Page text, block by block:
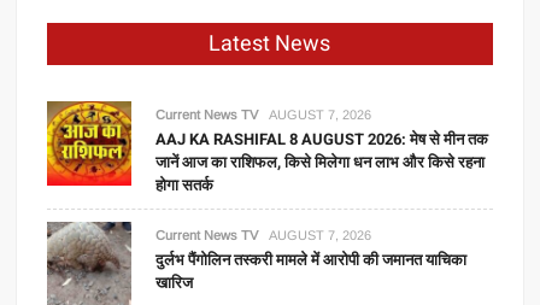
Latest News
Current News TV AUGUST 7, 2026
AAJ KA RASHIFAL 8 AUGUST 2026: मेष से मीन तक
जानें आज का राशिफल, किसे मिलेगा धन लाभ और किसे रहना
होगा सतर्क
Current News TV AUGUST 7, 2026
दुर्लभ पैंगोलिन तस्करी मामले में आरोपी की जमानत याचिका
खारिज